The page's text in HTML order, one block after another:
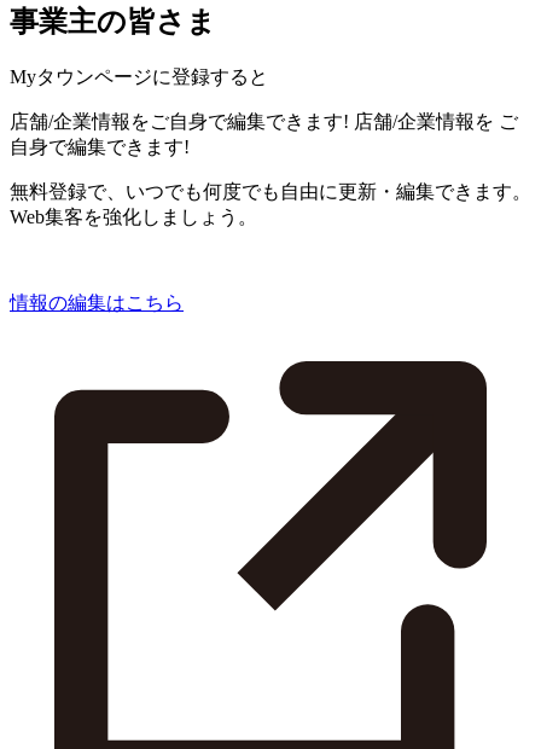
事業主の皆さま
Myタウンページに登録すると
店舗/企業情報をご自身で編集できます! 店舗/企業情報を ご
自身で編集できます!
無料登録で、いつでも何度でも自由に更新・編集できます。
Web集客を強化しましょう。
情報の編集はこちら